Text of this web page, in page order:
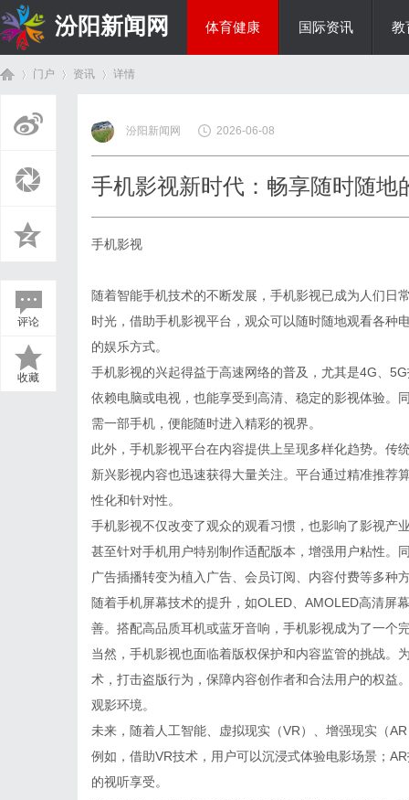
汾阳新闻网 体育健康 国际资讯 教
门户 资讯
›
详情
评论
收藏
汾阳新闻网 2026-06-08
手机影视新时代：畅享随时随地
手机影视
随着智能手机技术的不断发展，手机影视已成为人们日
时光，借助手机影视平台，观众可以随时随地观看各种
的娱乐方式。
手机影视的兴起得益于高速网络的普及，尤其是4G、
依赖电脑或电视，也能享受到高清、稳定的影视体验。
需一部手机，便能随时进入精彩的视界。
此外，手机影视平台在内容提供上呈现多样化趋势。传
新兴影视内容也迅速获得大量关注。平台通过精准推荐
性化和针对性。
手机影视不仅改变了观众的观看习惯，也影响了影视产
甚至针对手机用户特别制作适配版本，增强用户粘性。
广告插播转变为植入广告、会员订阅、内容付费等多种
随着手机屏幕技术的提升，如OLED、AMOLED高清屏
善。搭配高品质耳机或蓝牙音响，手机影视成为了一个
当然，手机影视也面临着版权保护和内容监管的挑战。
术，打击盗版行为，保障内容创作者和合法用户的权益
观影环境。
未来，随着人工智能、虚拟现实（VR）、增强现实（
例如，借助VR技术，用户可以沉浸式体验电影场景；
的视听享受。